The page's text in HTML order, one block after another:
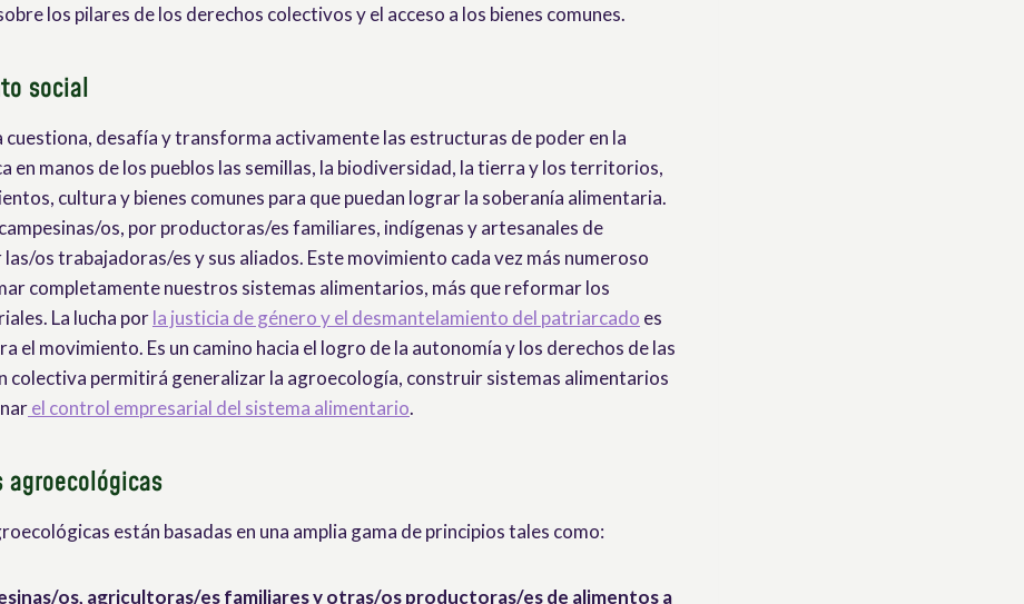
los pilares de los derechos colectivos y el acceso a los bienes comunes.
social
cuestiona, desafía y transforma activamente las estructuras de poder en la
en manos de los pueblos las semillas, la biodiversidad, la tierra y los territorios,
cultura y bienes comunes para que puedan lograr la soberanía alimentaria.
os, por productoras/es familiares, indígenas y artesanales de
os trabajadoras/es y sus aliados. Este movimiento cada vez más numeroso
completamente nuestros sistemas alimentarios, más que reformar los
La lucha porla justicia de género y el desmantelamiento del patriarcado es
el movimiento. Es un camino hacia el logro de la autonomía y los derechos de las
colectiva permitirá generalizar la agroecología, construir sistemas alimentarios
el control empresarial del sistema alimentario.
agroecológicas
están basadas en una amplia gama de principios tales como:
os, agricultoras/es familiares y otras/os productoras/es de alimentos a